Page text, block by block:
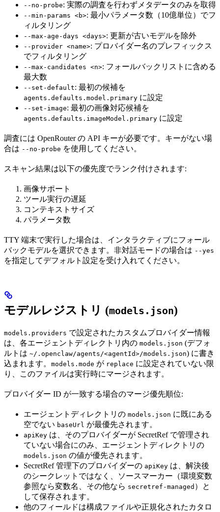
--no-probe: 実際の調査を行わずメタデータのみを取得
--min-params <b>: 最小パラメータ数（10億単位）でフ
ィルタリング
--max-age-days <days>: 更新が古いモデルを除外
--provider <name>: プロバイダー名のプレフィックス
でフィルタリング
--max-candidates <n>: フォールバックリストに含める
最大数
--set-default: 最初の候補を
agents.defaults.model.primary に設定
--set-image: 最初の画像対応候補を
agents.defaults.imageModel.primary に設定
調査には OpenRouter の API キーが必要です。キーがない場
合は --no-probe を使用してください。
スキャン結果は以下の優先度でランク付けされます:
画像サポート
ツール実行の遅延
コンテキストサイズ
パラメータ数
TTY 端末で実行した場合は、インタラクティブにフォール
バックモデルを選択できます。非対話モードの場合は --yes
を指定してデフォルト設定を受け入れてください。
モデルレジストリ (models.json)
models.providers で設定されたカスタムプロバイダー情報
は、各エージェントディレクトリ内の models.json (デフォ
ルトは ~/.openclaw/agents/<agentId>/models.json) に書き
込まれます。 models.mode が replace に設定されていない限
り、このファイルは実行時にマージされます。
プロバイダー ID が一致する場合のマージ優先順位:
エージェントディレクトリの models.json に既にある
空でない baseUrl が最優先されます。
apiKey は、そのプロバイダーが SecretRef で管理され
ていない場合にのみ、エージェントディレクトリの
models.json の値が優先されます。
SecretRef 管理下のプロバイダーの apiKey は、解決後
のシークレットではなく、ソースマーカー（環境変数
参照なら変数名、その他なら secretref-managed ）と
して保存されます。
他のフィールドは構成ファイルや正規化されたカタロ